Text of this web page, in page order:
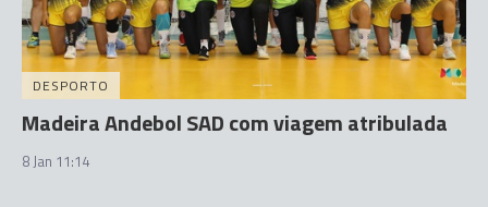
DESPORTO
Madeira Andebol SAD com viagem atribulada
8 Jan 11:14